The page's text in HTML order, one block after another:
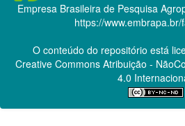
Empresa Brasileira de Pesquisa
https://www.embrapa.br/
O conteúdo do repositório está
Creative CommonsAtribuição -
4.0